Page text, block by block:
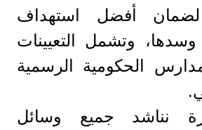
لضمان أفضل استهداف
وسدها، وتشمل التعيينات
الحكومية الرسمية
نناشد جميع وسائل